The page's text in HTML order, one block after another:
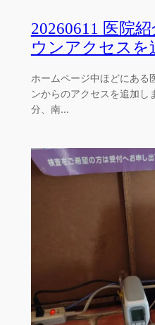
20260611 医院
ウンアクセスを
ホームページ中ほどにある
ンからのアクセスを追加し
分、南…